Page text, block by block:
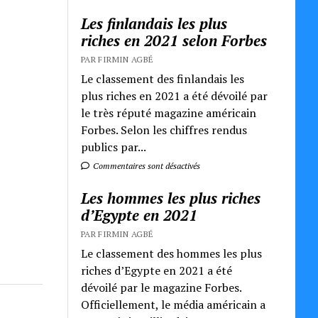
Les finlandais les plus
riches en 2021 selon Forbes
PAR FIRMIN AGBÉ
Le classement des finlandais les
plus riches en 2021 a été dévoilé par
le très réputé magazine américain
Forbes. Selon les chiffres rendus
publics par...
Commentaires sont désactivés
Les hommes les plus riches
d’Egypte en 2021
PAR FIRMIN AGBÉ
Le classement des hommes les plus
riches d’Egypte en 2021 a été
dévoilé par le magazine Forbes.
Officiellement, le média américain a